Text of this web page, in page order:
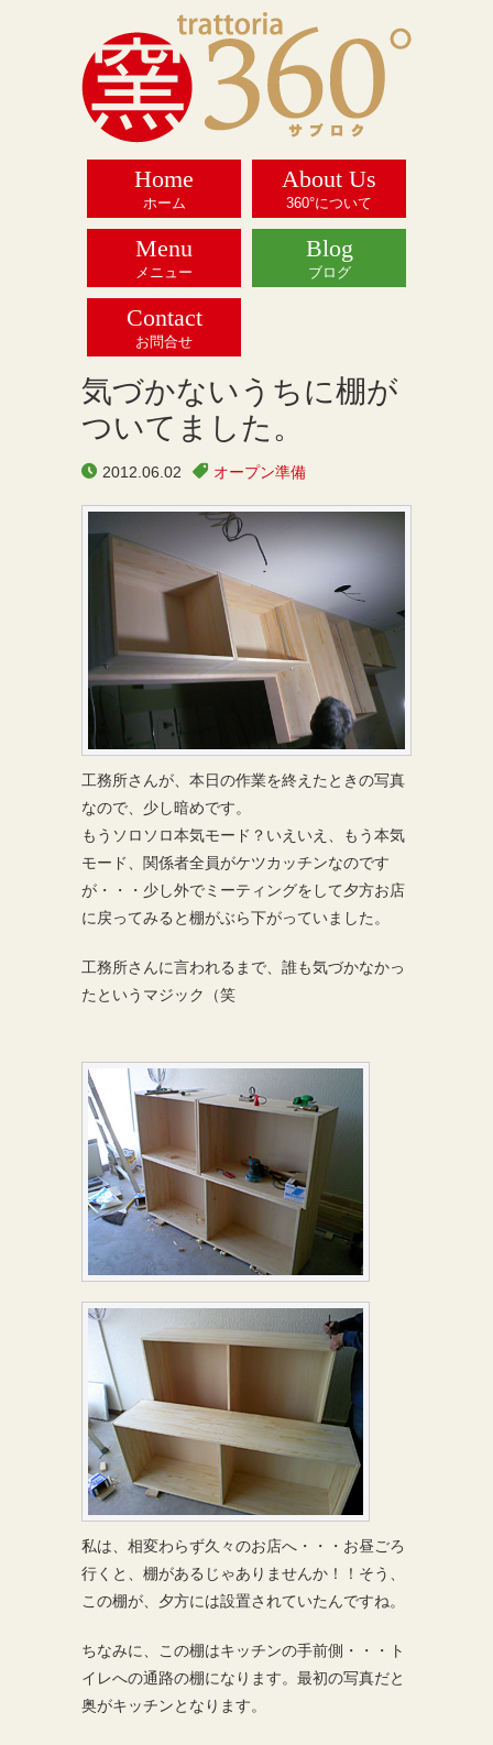
Home
ホーム
About Us
360°について
Menu
メニュー
Blog
ブログ
Contact
お問合せ
気づかないうちに棚が
ついてました。
2012.06.02 オープン準備
工務所さんが、本日の作業を終えたときの写真
なので、少し暗めです。
もうソロソロ本気モード？いえいえ、もう本気
モード、関係者全員がケツカッチンなのです
が・・・少し外でミーティングをして夕方お店
に戻ってみると棚がぶら下がっていました。
工務所さんに言われるまで、誰も気づかなかっ
たというマジック（笑
私は、相変わらず久々のお店へ・・・お昼ごろ
行くと、棚があるじゃありませんか！！そう、
この棚が、夕方には設置されていたんですね。
ちなみに、この棚はキッチンの手前側・・・ト
イレへの通路の棚になります。最初の写真だと
奥がキッチンとなります。